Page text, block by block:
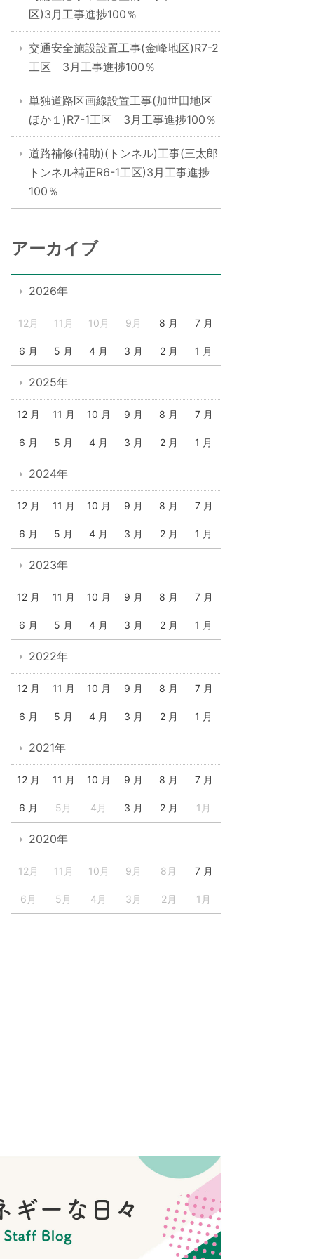
区)3月工事進捗100％
交通安全施設設置工事(金峰地区)R7-2
工区 3月工事進捗100％
単独道路区画線設置工事(加世田地区
ほか１)R7-1工区 3月工事進捗100％
道路補修(補助)(トンネル)工事(三太郎
トンネル補正R6-1工区)3月工事進捗
100％
アーカイブ
2026年
12月 11月 10月 9月 8 月 7 月
6 月 5 月 4 月 3 月 2 月 1 月
2025年
12 月 11 月 10 月 9 月 8 月 7 月
6 月 5 月 4 月 3 月 2 月 1 月
2024年
12 月 11 月 10 月 9 月 8 月 7 月
6 月 5 月 4 月 3 月 2 月 1 月
2023年
12 月 11 月 10 月 9 月 8 月 7 月
6 月 5 月 4 月 3 月 2 月 1 月
2022年
12 月 11 月 10 月 9 月 8 月 7 月
6 月 5 月 4 月 3 月 2 月 1 月
2021年
12 月 11 月 10 月 9 月 8 月 7 月
6 月 5月 4月 3 月 2 月 1月
2020年
12月 11月 10月 9月 8月 7 月
6月 5月 4月 3月 2月 1月